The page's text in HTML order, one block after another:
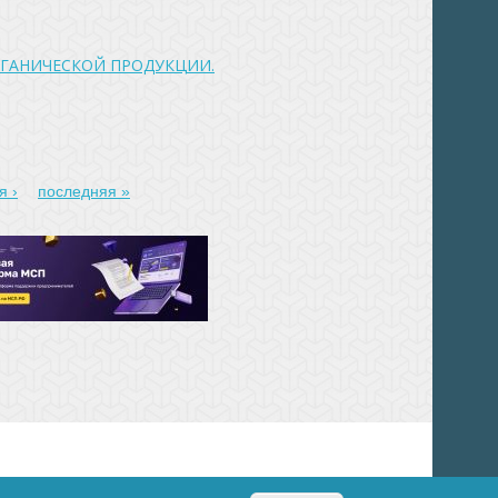
ПРОДУКЦИИ.
› последняя »